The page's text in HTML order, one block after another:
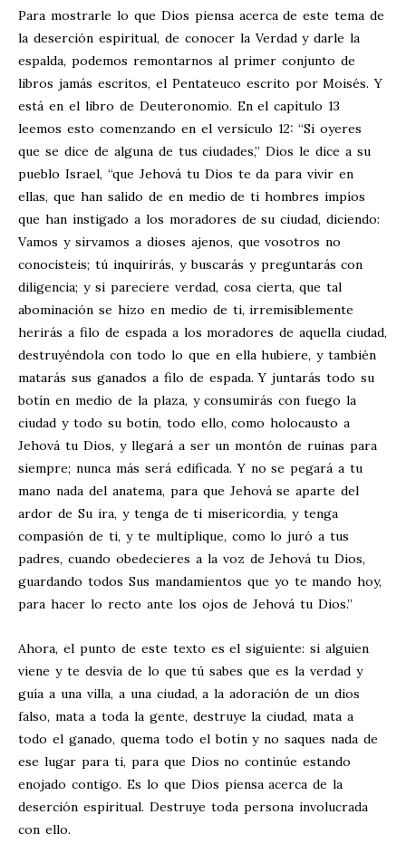
Para mostrarle lo que Dios piensa acerca de este tema de
la deserción espiritual, de conocer la Verdad y darle la
espalda, podemos remontarnos al primer conjunto de
libros jamás escritos, el Pentateuco escrito por Moisés. Y
está en el libro de Deuteronomio. En el capítulo 13
leemos esto comenzando en el versículo 12: “Si oyeres
que se dice de alguna de tus ciudades,” Dios le dice a su
pueblo Israel, “que Jehová tu Dios te da para vivir en
ellas, que han salido de en medio de ti hombres impíos
que han instigado a los moradores de su ciudad, diciendo:
Vamos y sirvamos a dioses ajenos, que vosotros no
conocisteis; tú inquirirás, y buscarás y preguntarás con
diligencia; y si pareciere verdad, cosa cierta, que tal
abominación se hizo en medio de ti, irremisiblemente
herirás a filo de espada a los moradores de aquella ciudad,
destruyéndola con todo lo que en ella hubiere, y también
matarás sus ganados a filo de espada. Y juntarás todo su
botín en medio de la plaza, y consumirás con fuego la
ciudad y todo su botín, todo ello, como holocausto a
Jehová tu Dios, y llegará a ser un montón de ruinas para
siempre; nunca más será edificada. Y no se pegará a tu
mano nada del anatema, para que Jehová se aparte del
ardor de Su ira, y tenga de ti misericordia, y tenga
compasión de ti, y te multiplique, como lo juró a tus
padres, cuando obedecieres a la voz de Jehová tu Dios,
guardando todos Sus mandamientos que yo te mando hoy,
para hacer lo recto ante los ojos de Jehová tu Dios.”
Ahora, el punto de este texto es el siguiente: si alguien
viene y te desvía de lo que tú sabes que es la verdad y
guía a una villa, a una ciudad, a la adoración de un dios
falso, mata a toda la gente, destruye la ciudad, mata a
todo el ganado, quema todo el botín y no saques nada de
ese lugar para ti, para que Dios no continúe estando
enojado contigo. Es lo que Dios piensa acerca de la
deserción espiritual. Destruye toda persona involucrada
con ello.